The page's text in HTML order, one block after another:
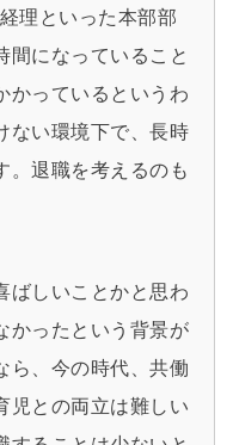
理といった本部部
間になっていること
かっているというわ
ない環境下で、長時
。退職を考えるのも
ばしいことかと思わ
かったという背景が
ら、今の時代、共働
児との両立は難しい